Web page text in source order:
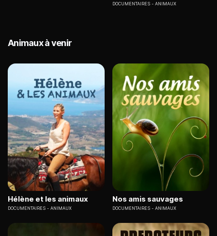
DOCUMENTAIRES ANIMAUX
Animaux à venir
Hélène et les animaux
DOCUMENTAIRES ANIMAUX
Nos amis sauvages
DOCUMENTAIRES ANIMAUX